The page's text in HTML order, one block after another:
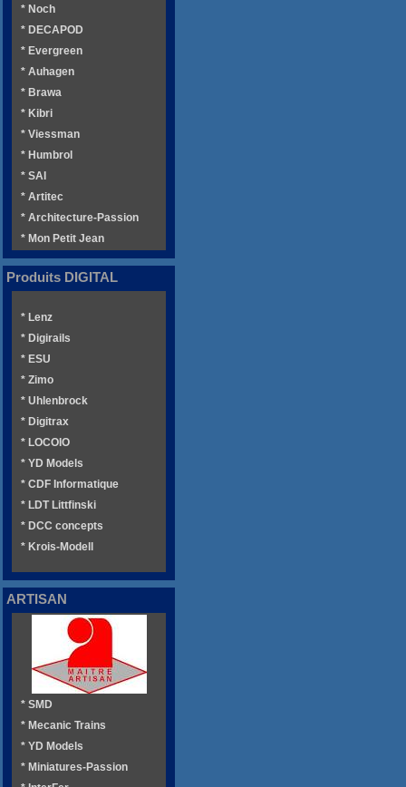
* Noch
* DECAPOD
* Evergreen
* Auhagen
* Brawa
* Kibri
* Viessman
* Humbrol
* SAI
* Artitec
* Architecture-Passion
* Mon Petit Jean
Produits DIGITAL
* Lenz
* Digirails
* ESU
* Zimo
* Uhlenbrock
* Digitrax
* LOCOIO
* YD Models
* CDF Informatique
* LDT Littfinski
* DCC concepts
* Krois-Modell
ARTISAN
* SMD
* Mecanic Trains
* YD Models
* Miniatures-Passion